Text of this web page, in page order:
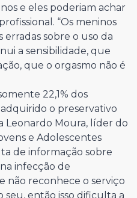
e eles poderiam achar
“Os meninos
erradas sobre o uso da
a sensibilidade, que
que o orgasmo não é
22,1% dos
o preservativo
Leonardo Moura, líder do
e Adolescentes
de informação sobre
infecção de
não reconhece o serviço
então isso dificulta a